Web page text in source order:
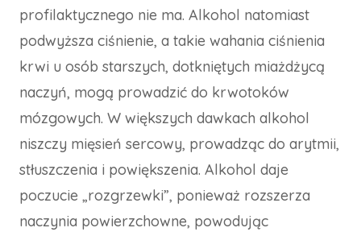
profilaktycznego nie ma. Alkohol natomiast
podwyższa ciśnienie, a takie wahania ciśnienia
krwi u osób starszych, dotkniętych miażdżycą
naczyń, mogą prowadzić do krwotoków
mózgowych. W większych dawkach alkohol
niszczy mięsień sercowy, prowadząc do arytmii,
stłuszczenia i powiększenia. Alkohol daje
poczucie „rozgrzewki”, ponieważ rozszerza
naczynia powierzchowne, powodując